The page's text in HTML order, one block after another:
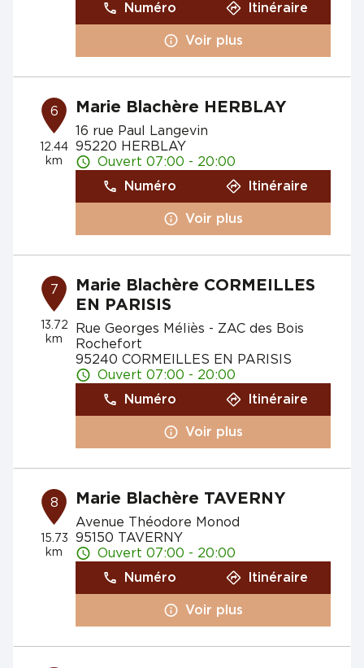
Numéro
Itinéraire
Voir plus
6
12.44
km
Marie Blachère HERBLAY
16 rue Paul Langevin
95220 HERBLAY
Ouvert 07:00 - 20:00
Numéro
Itinéraire
Voir plus
7
13.72
km
Marie Blachère CORMEILLES
EN PARISIS
Rue Georges Méliès - ZAC des Bois
Rochefort
95240 CORMEILLES EN PARISIS
Ouvert 07:00 - 20:00
Numéro
Itinéraire
Voir plus
8
15.73
km
Marie Blachère TAVERNY
Avenue Théodore Monod
95150 TAVERNY
Ouvert 07:00 - 20:00
Numéro
Itinéraire
Voir plus